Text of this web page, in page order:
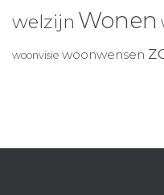
welzijn Wonen
woonvisie woonwensen